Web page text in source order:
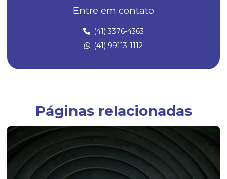
Borrachas automotivas curitiba
Diafragma de borracha
Empresa de artefatos de borracha
Fábrica de anel oring
Fábrica de anel de vedação de borracha
Fábrica de artefatos de borracha
Fábrica de borrachas
Entre em contato
(41) 3376-4363
(41) 99113-1112
Páginas relacionadas